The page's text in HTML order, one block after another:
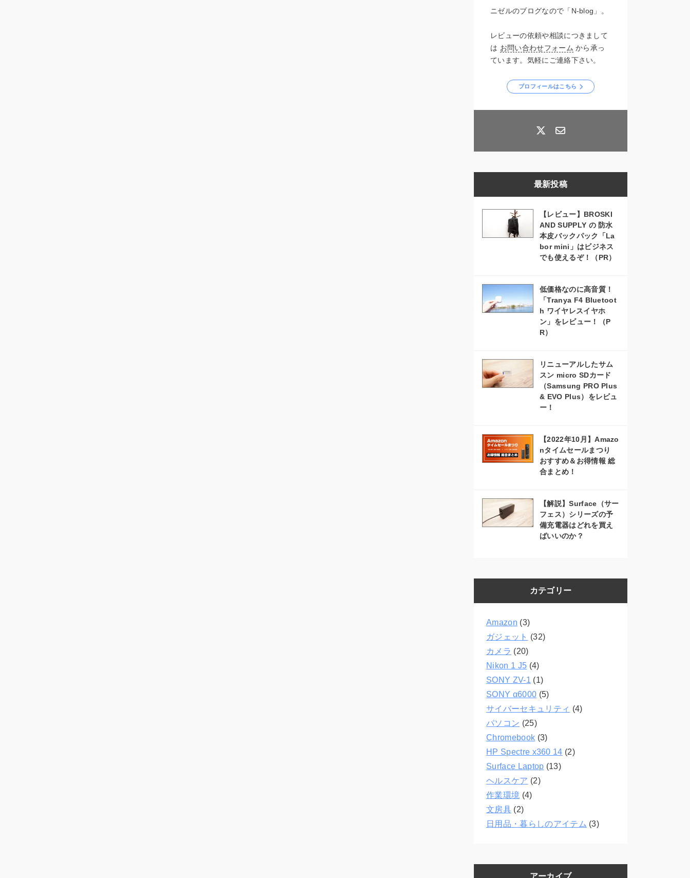
ニゼルのブログなので「N-blog」。
レビューの依頼や相談につきまして
は お問い合わせフォーム から承っ
ています。気軽にご連絡下さい。
プロフィールはこちら
最新投稿
【レビュー】BROSKI
AND SUPPLY の 防水
本皮バックパック「La
bor mini」はビジネス
でも使えるぞ！（PR）
低価格なのに高音質！
「Tranya F4 Bluetoot
h ワイヤレスイヤホ
ン」をレビュー！（P
R）
リニューアルしたサム
スン micro SDカード
（Samsung PRO Plus
& EVO Plus）をレビュ
ー！
【2022年10月】Amazo
nタイムセールまつり
おすすめ＆お得情報 総
合まとめ！
【解説】Surface（サー
フェス）シリーズの予
備充電器はどれを買え
ばいいのか？
カテゴリー
Amazon (3)
ガジェット (32)
カメラ (20)
Nikon 1 J5 (4)
SONY ZV-1 (1)
SONY α6000 (5)
サイバーセキュリティ (4)
パソコン (25)
Chromebook (3)
HP Spectre x360 14 (2)
Surface Laptop (13)
ヘルスケア (2)
作業環境 (4)
文房具(2)
日用品・暮らしのアイテム (3)
アーカイブ